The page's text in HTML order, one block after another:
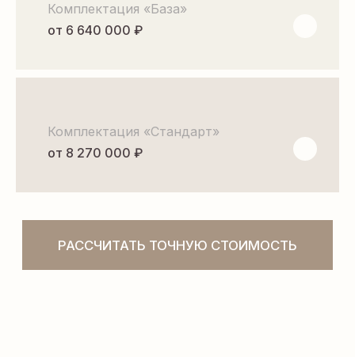
Комплектация «База»
от 6 640 000 ₽
Комплектация «Стандарт»
от 8 270 000 ₽